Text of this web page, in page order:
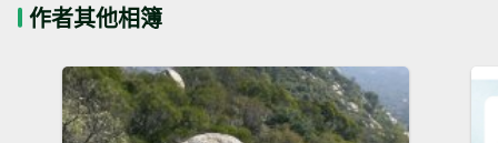
作者其他相簿